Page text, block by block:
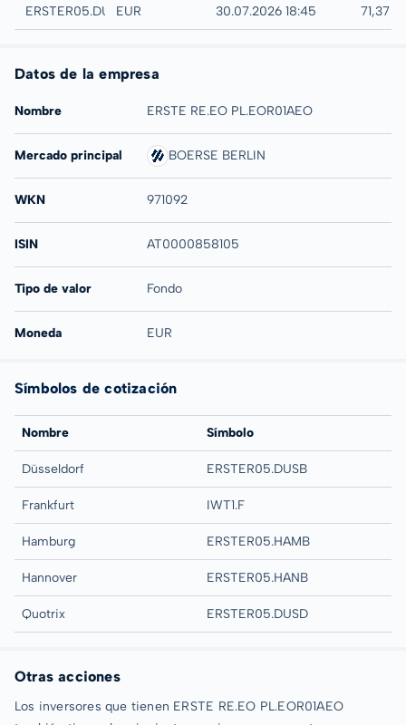
Düsseldorf
ERSTER05.DUSBEUR 30.07.2026 18:45 71,37
Datos de la empresa
Nombre ERSTE RE.EO PL.EOR01AEO
Mercado principal BOERSE BERLIN
WKN 971092
ISIN AT0000858105
Tipo de valor Fondo
Moneda EUR
Símbolos de cotización
Nombre Símbolo
Düsseldorf ERSTER05.DUSB
Frankfurt IWT1.F
Hamburg ERSTER05.HAMB
Hannover ERSTER05.HANB
Quotrix ERSTER05.DUSD
Otras acciones
Los inversores que tienen ERSTE RE.EO PL.EOR01AEO